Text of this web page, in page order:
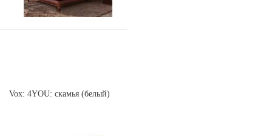
Vox: 4YOU: скамья (белый)